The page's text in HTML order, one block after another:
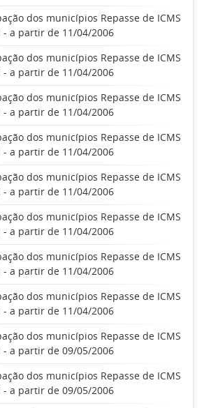
dos municípios Repasse de ICMS
- a partir de 11/04/2006
dos municípios Repasse de ICMS
- a partir de 11/04/2006
dos municípios Repasse de ICMS
- a partir de 11/04/2006
dos municípios Repasse de ICMS
- a partir de 11/04/2006
dos municípios Repasse de ICMS
- a partir de 11/04/2006
dos municípios Repasse de ICMS
- a partir de 11/04/2006
dos municípios Repasse de ICMS
- a partir de 11/04/2006
dos municípios Repasse de ICMS
- a partir de 11/04/2006
dos municípios Repasse de ICMS
- a partir de 09/05/2006
dos municípios Repasse de ICMS
- a partir de 09/05/2006